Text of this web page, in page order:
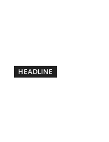
HEADLINE